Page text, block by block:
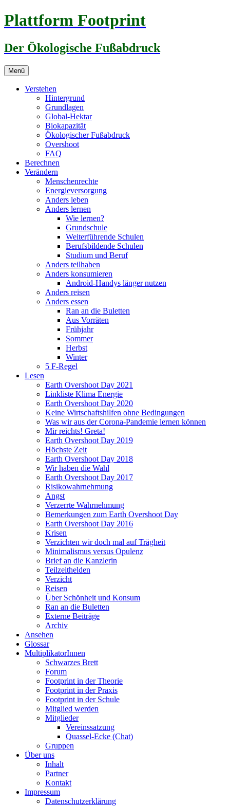
Zum
Inhalt
Plattform Footprint
Der Ökologische Fußabdruck
Menü
Verstehen
Hintergrund
Grundlagen
Global-Hektar
Biokapazität
Ökologischer Fußabdruck
Overshoot
FAQ
Berechnen
Verändern
Menschenrechte
Energieversorgung
Anders leben
Anders lernen
Wie lernen?
Grundschule
Weiterführende Schulen
Berufsbildende Schulen
Studium und Beruf
Anders teilhaben
Anders konsumieren
Android-Handys länger nutzen
Anders reisen
Anders essen
Ran an die Buletten
Aus Vorräten
Frühjahr
Sommer
Herbst
Winter
5 F-Regel
Lesen
Earth Overshoot Day 2021
Linkliste Klima Energie
Earth Overshoot Day 2020
Keine Wirtschaftshilfen ohne Bedingungen
Was wir aus der Corona-Pandemie lernen können
Mir reichts! Greta!
Earth Overshoot Day 2019
Höchste Zeit
Earth Overshoot Day 2018
Wir haben die Wahl
Earth Overshoot Day 2017
Risikowahrnehmung
Angst
Verzerrte Wahrnehmung
Bemerkungen zum Earth Overshoot Day
Earth Overshoot Day 2016
Krisen
Verzichten wir doch mal auf Trägheit
Minimalismus versus Opulenz
Brief an die Kanzlerin
Teilzeithelden
Verzicht
Reisen
Über Schönheit und Konsum
Ran an die Buletten
Externe Beiträge
Archiv
Ansehen
Glossar
MultiplikatorInnen
Schwarzes Brett
Forum
Footprint in der Theorie
Footprint in der Praxis
Footprint in der Schule
Mitglied werden
Mitglieder
Vereinssatzung
Quassel-Ecke (Chat)
Gruppen
Über uns
Inhalt
Partner
Kontakt
Impressum
Datenschutzerklärung